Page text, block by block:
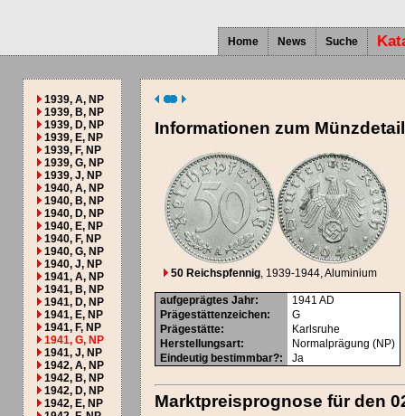
Home News Suche
1939, A, NP
1939, B, NP
1939, D, NP
1939, E, NP
1939, F, NP
1939, G, NP
1939, J, NP
1940, A, NP
1940, B, NP
1940, D, NP
1940, E, NP
1940, F, NP
1940, G, NP
1940, J, NP
1941, A, NP
1941, B, NP
1941, D, NP
1941, E, NP
1941, F, NP
1941, G, NP
1941, J, NP
1942, A, NP
1942, B, NP
1942, D, NP
1942, E, NP
Informationen zum Münzdetail
50 Reichspfennig, 1939-1944, Aluminium
aufgeprägtes Jahr: 1941AD
Prägestättenzeichen:
G
Prägestätte:
Karlsruhe
Herstellungsart:
Normalprägung (NP)
Eindeutig bestimmbar?: Ja
Marktpreisprognose für den